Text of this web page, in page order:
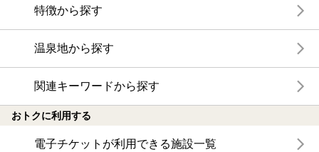
特徴から探す
温泉地から探す
関連キーワードから探す
おトクに利用する
電子チケットが利用できる施設一覧